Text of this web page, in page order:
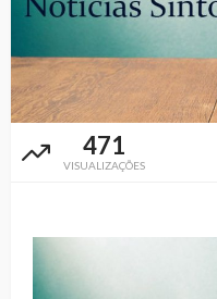
471
VISUALIZAÇÕES